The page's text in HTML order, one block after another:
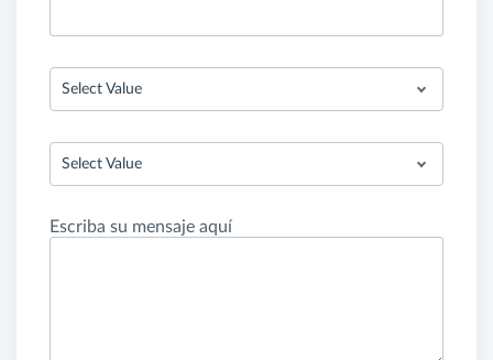
Select Value
Select Value
Escriba su mensaje aquí